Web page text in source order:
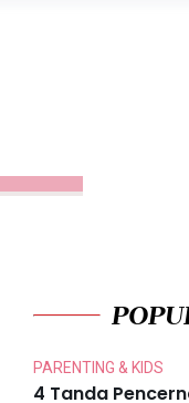
PARENTING & KIDS
4 Tanda